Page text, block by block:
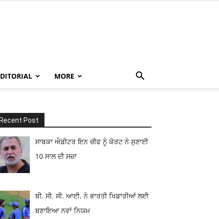
MORE
Recent Post
ਸਾਬਕਾ ਐਡੀਟਰ ਇਨ ਚੀਫ ਨੂੰ ਕੋਰਟ ਨੇ ਸੁਣਾਈ
10 ਸਾਲ ਦੀ ਸਜ਼ਾ
ਬੀ. ਸੀ. ਸੀ. ਆਈ. ਨੇ ਭਾਰਤੀ ਖਿਡਾਰੀਆਂ ਲਈ
ਬਣਾਇਆ ਨਵਾਂ ਨਿਯਮ